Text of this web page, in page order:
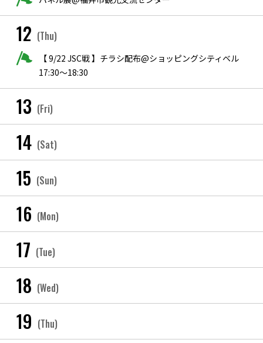
12 (Thu)
【 9/22 JSC戦 】チラシ配布@ショッピングシティベル
17:30〜18:30
13 (Fri)
14 (Sat)
15 (Sun)
16 (Mon)
17 (Tue)
18 (Wed)
19 (Thu)